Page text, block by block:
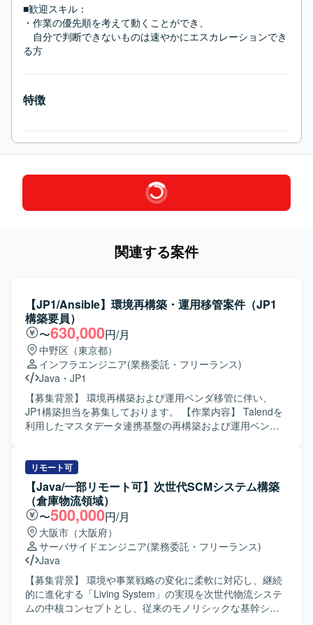
■歓迎スキル：
・作業の優先順を考えて動くことができ、
自分で判断できないものは速やかにエスカレーションでき
る方
特徴
関連する案件
【JP1/Ansible】環境再構築・運用移管案件（JP1
構築要員）
〜630,000円/月
中野区（東京都）
インフラエンジニア(業務委託・フリーランス)
Java ・ JP1
【募集背景】 環境再構築および運用ベンダ移管に伴い、
JP1構築担当を募集しております。 【作業内容】 Talendを
利用したマスタデータ連携基盤の再構築および運用ベンダ
ます。 JP1-IM担当の方には、JP1-IMによる監視設計・構
築、REST／Ping／プロセス／リソース監視設定、イベント
監視およびWebhook連携設定、環境別運用ルール整理
（DEV／DR／本番）、環境構築・テスト・運用設計・運用
ツール開発支援などをお任せいたします。 JP1-AJS担当の
方には、Service起動停止・運転再開、系切替・LB片寄せ、
リグレッション試験やハッシュ比較によるマスタ正常性確
認、処理時間推移・Java-GC推移・JOB実行時短時間性能
推移の確認、ログローテや性能情報収集の実行処理、バッ
クアップなどをお任せいたします。 【求める人物像】 顧客
と直接コミュニケーションを取りながら、要件確認や課題
リモート可
【Java/一部リモート可】次世代SCMシステム構築
（倉庫物流領域）
〜500,000円/月
大阪市（大阪府）
サーバサイドエンジニア(業務委託・フリーランス)
Java
【募集背景】 環境や事業戦略の変化に柔軟に対応し、継続
的に進化する「Living System」の実現を次世代物流システ
ムの中核コンセプトとし、従来のモノリシックな基幹シス